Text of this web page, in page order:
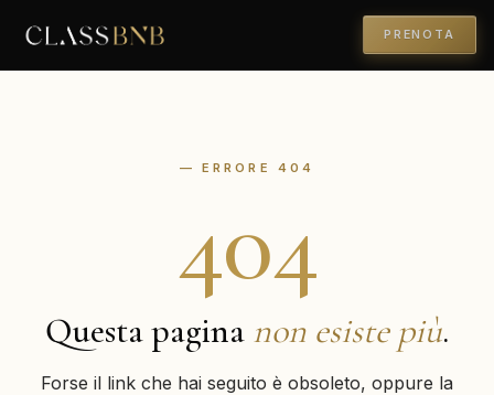
PRENOTA
— ERRORE 404
404
Questa pagina non esiste più.
Forse il link che hai seguito è obsoleto, oppure la